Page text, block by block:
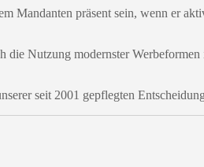
Mandanten präsent sein, wenn er
die Nutzung modernster
seit 2001 gepflegten